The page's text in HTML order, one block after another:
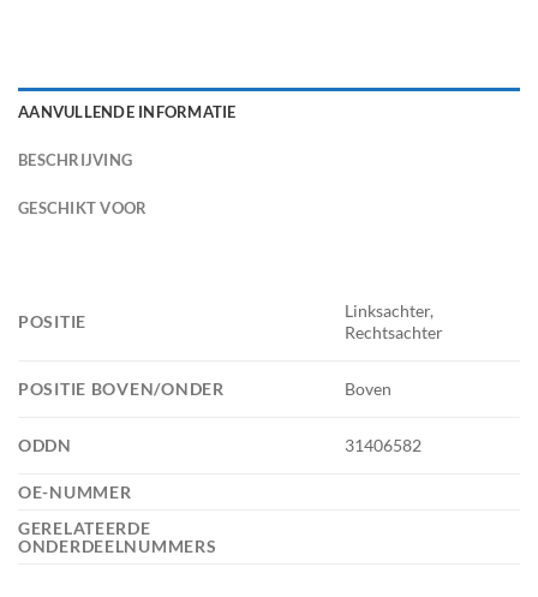
AANVULLENDE INFORMATIE
BESCHRIJVING
GESCHIKT VOOR
POSITIE
Linksachter,
Rechtsachter
POSITIE BOVEN/ONDER Boven
ODDN 31406582
OE-NUMMER
GERELATEERDE
ONDERDEELNUMMERS